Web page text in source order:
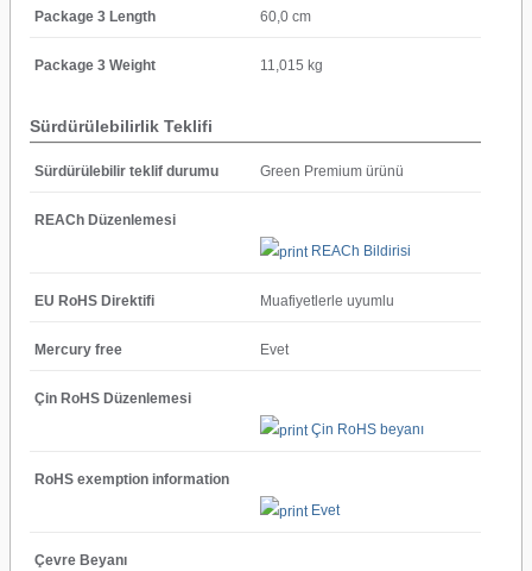
Package 3 Length 60,0 cm
Package 3 Weight 11,015 kg
Sürdürülebilirlik Teklifi
Sürdürülebilir teklif durumu Green Premium ürünü
REACh Düzenlemesi
REACh Bildirisi
EU RoHS Direktifi Muafiyetlerle uyumlu
Mercury free Evet
Çin RoHS Düzenlemesi
Çin RoHS beyanı
RoHS exemption information
Evet
Çevre Beyanı